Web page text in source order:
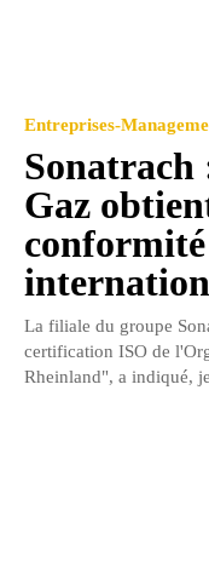
Entreprises-
Gaz
La filiale du groupe
certification ISO de
Rheinland", a indiqué,